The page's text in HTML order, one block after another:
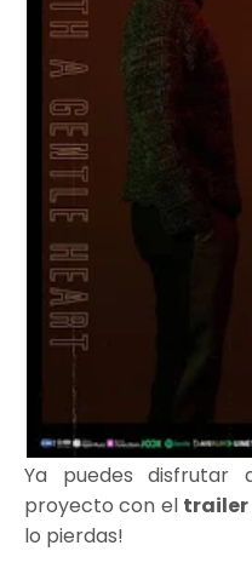
Ya puedes disfrutar
proyecto con el trailer
lo pierdas!